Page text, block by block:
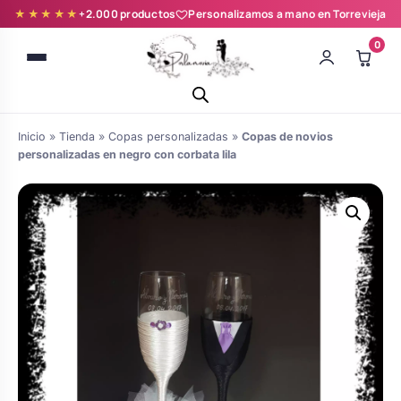
★★★★★+2.000 productos Personalizamos a mano en Torrevieja
0
novia y zapatillas
personalizadas
de boda
Árboles de Huellas para Primera
Batas de comunión personalizadas
Inicio » Tienda » Copas personalizadas » Copas de novios
personalizadas en negro con corbata lila